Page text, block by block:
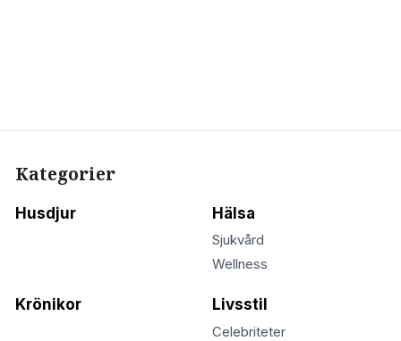
Kategorier
Husdjur Hälsa
Sjukvård
Wellness
Krönikor Livsstil
Celebriteter